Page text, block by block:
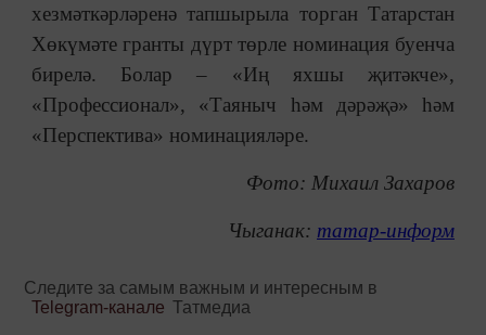
хезмәткәрләренә тапшырыла торган Татарстан
Хөкүмәте гранты дүрт төрле номинация буенча
бирелә. Болар – «Иң яхшы җитәкче»,
«Профессионал», «Таяныч һәм дәрәҗә» һәм
«Перспектива» номинацияләре.
Фото: Михаил Захаров
Чыганак: татар-информ
Следите за самым важным и интересным в
Telegram-канале Татмедиа